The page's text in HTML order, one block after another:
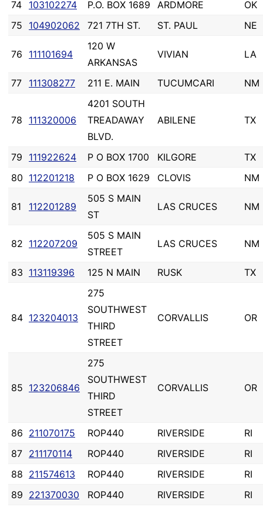
74
103102274 P.O. BOX 1689 ARDMORE
OK
75
104902062 721 7TH ST. ST. PAUL NE
76 111101694
120 W
ARKANSAS
VIVIAN LA
77 111308277 211 E. MAIN TUCUMCARI NM
78 111320006
4201 SOUTH
TREADAWAY
BLVD.
ABILENE TX
79 111922624 P O BOX 1700 KILGORE
TX
80 112201218 P O BOX 1629 CLOVIS NM
81 112201289
505 S MAIN
ST
LAS CRUCES NM
82 112207209
505 S MAIN
STREET
LAS CRUCES NM
83 113119396 125 N MAIN RUSK TX
84 123204013
275
SOUTHWEST
THIRD
STREET
CORVALLIS OR
85 123206846
275
SOUTHWEST
THIRD
STREET
CORVALLIS OR
86 211070175 ROP440 RIVERSIDE
RI
87 211170114 ROP440 RIVERSIDE
RI
88 211574613 ROP440 RIVERSIDE
RI
89 221370030 ROP440 RIVERSIDE
RI